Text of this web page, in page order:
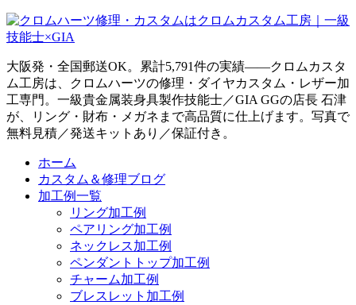
大阪発・全国郵送OK。累計5,791件の実績——クロムカスタ
ム工房は、クロムハーツの修理・ダイヤカスタム・レザー加
工専門。一級貴金属装身具製作技能士／GIA GGの店長 石津
が、リング・財布・メガネまで高品質に仕上げます。写真で
無料見積／発送キットあり／保証付き。
ホーム
カスタム＆修理ブログ
加工例一覧
リング加工例
ペアリング加工例
ネックレス加工例
ペンダントトップ加工例
チャーム加工例
ブレスレット加工例